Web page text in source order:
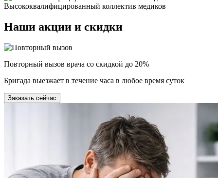
Высококвалифицированный коллектив медиков
Наши акции и скидки
Повторный вызов врача со скидкой до 20%
Бригада выезжает в течение часа в любое время суток
Заказать сейчас